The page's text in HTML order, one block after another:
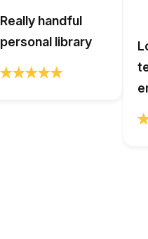
Really handful
personal library